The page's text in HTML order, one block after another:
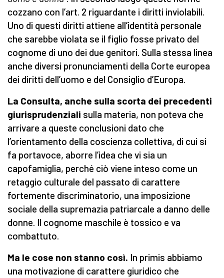
cozzano con l’art. 2 riguardante i diritti inviolabili.
Uno di questi diritti attiene all’identità personale
che sarebbe violata se il figlio fosse privato del
cognome di uno dei due genitori. Sulla stessa linea
anche diversi pronunciamenti della Corte europea
dei diritti dell’uomo e del Consiglio d’Europa.
La Consulta, anche sulla scorta dei precedenti
giurisprudenziali sulla materia, non poteva che
arrivare a queste conclusioni dato che
l’orientamento della coscienza collettiva, di cui si
fa portavoce, aborre l’idea che vi sia un
capofamiglia, perché ciò viene inteso come un
retaggio culturale del passato di carattere
fortemente discriminatorio, una imposizione
sociale della supremazia patriarcale a danno delle
donne. Il cognome maschile è tossico e va
combattuto.
Ma le cose non stanno così. In primis abbiamo
una motivazione di carattere giuridico che